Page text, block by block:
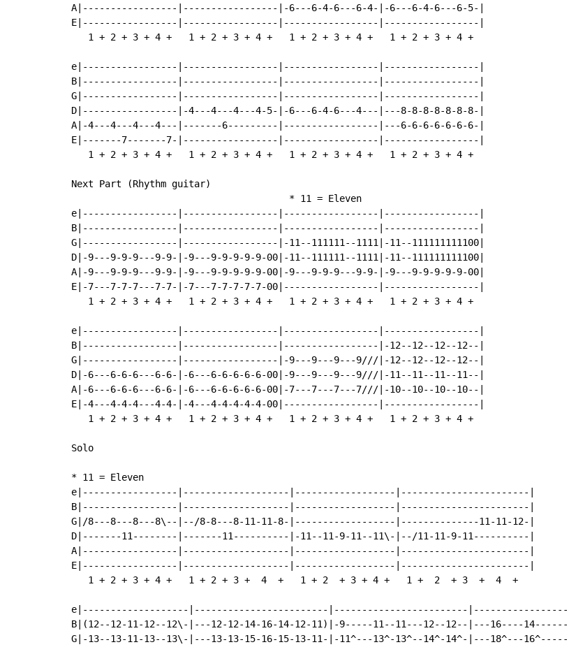
A|-----------------|-----------------|-6---6-4-6---6-4-|-6---6-4-6---6-5-|
E|-----------------|-----------------|-----------------|-----------------|
   1 + 2 + 3 + 4 +   1 + 2 + 3 + 4 +   1 + 2 + 3 + 4 +   1 + 2 + 3 + 4 +
e|-----------------|-----------------|-----------------|-----------------|
B|-----------------|-----------------|-----------------|-----------------|
G|-----------------|-----------------|-----------------|-----------------|
D|-----------------|-4---4---4---4-5-|-6---6-4-6---4---|---8-8-8-8-8-8-8-|
A|-4---4---4---4---|-------6---------|-----------------|---6-6-6-6-6-6-6-|
E|-------7-------7-|-----------------|-----------------|-----------------|
   1 + 2 + 3 + 4 +   1 + 2 + 3 + 4 +   1 + 2 + 3 + 4 +   1 + 2 + 3 + 4 +
Next Part (Rhythm guitar)
                                       * 11 = Eleven
e|-----------------|-----------------|-----------------|-----------------|
B|-----------------|-----------------|-----------------|-----------------|
G|-----------------|-----------------|-11--111111--1111|-11--111111111100|
D|-9---9-9-9---9-9-|-9---9-9-9-9-9-00|-11--111111--1111|-11--111111111100|
A|-9---9-9-9---9-9-|-9---9-9-9-9-9-00|-9---9-9-9---9-9-|-9---9-9-9-9-9-00|
E|-7---7-7-7---7-7-|-7---7-7-7-7-7-00|-----------------|-----------------|
   1 + 2 + 3 + 4 +   1 + 2 + 3 + 4 +   1 + 2 + 3 + 4 +   1 + 2 + 3 + 4 +
e|-----------------|-----------------|-----------------|-----------------|
B|-----------------|-----------------|-----------------|-12--12--12--12--|
G|-----------------|-----------------|-9---9---9---9///|-12--12--12--12--|
D|-6---6-6-6---6-6-|-6---6-6-6-6-6-00|-9---9---9---9///|-11--11--11--11--|
A|-6---6-6-6---6-6-|-6---6-6-6-6-6-00|-7---7---7---7///|-10--10--10--10--|
E|-4---4-4-4---4-4-|-4---4-4-4-4-4-00|-----------------|-----------------|
   1 + 2 + 3 + 4 +   1 + 2 + 3 + 4 +   1 + 2 + 3 + 4 +   1 + 2 + 3 + 4 +
Solo
* 11 = Eleven
e|-----------------|-------------------|------------------|-----------------------|
B|-----------------|-------------------|------------------|-----------------------|
G|/8---8---8---8\--|--/8-8---8-11-11-8-|------------------|--------------11-11-12-|
D|-------11--------|-------11----------|-11--11-9-11--11\-|--/11-11-9-11----------|
A|-----------------|-------------------|------------------|-----------------------|
E|-----------------|-------------------|------------------|-----------------------|
   1 + 2 + 3 + 4 +   1 + 2 + 3 +  4  +   1 + 2  + 3 + 4 +   1 +  2  + 3  +  4  +
e|-------------------|------------------------|------------------------|-----------------|
B|(12--12-11-12--12\-|---12-12-14-16-14-12-11)|-9-----11--11---12--12--|---16----14------|
G|-13--13-11-13--13\-|---13-13-15-16-15-13-11-|-11^---13^-13^--14^-14^-|---18^---16^-----|